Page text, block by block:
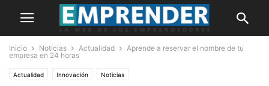
Inicio Noticias Actualidad
Aprende a reservar el nombre de tu
empresa en 24 horas
Actualidad Innovación Noticias